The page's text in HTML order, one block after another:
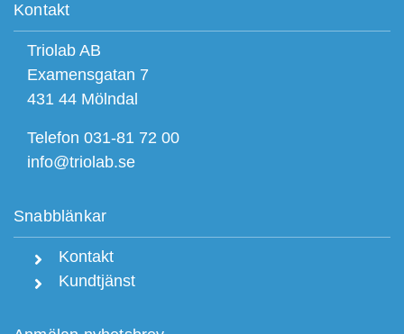
Kontakt
Triolab AB
Examensgatan 7
431 44 Mölndal
Telefon 031-81 72 00
info@triolab.se
Snabblänkar
Kontakt
Kundtjänst